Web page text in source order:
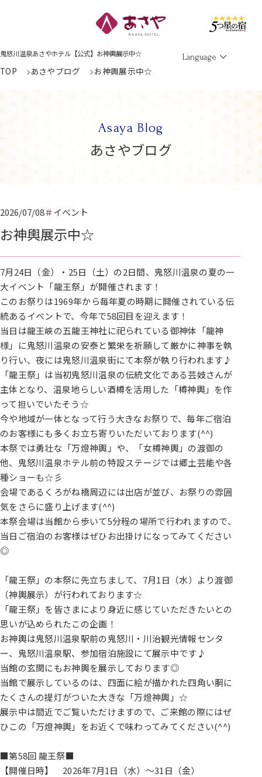
鬼怒川温泉あさやホテル【公式】お神輿展示中☆ Language
TOP あさやブログ お神輿展示中☆
Asaya Blog
あさやブログ
2026/07/08 イベント
お神輿展示中☆
7月24日（金）・25日（土）の2日間、鬼怒川温泉の夏の一
大イベント「龍王祭」が開催されます！
このお祭りは1969年から毎年夏の時期に開催されている伝
統あるイベントで、今年で58回目を迎えます！
当日は龍王峡の五龍王神社に祀られている御神体「龍神
様」に鬼怒川温泉の安泰と繁栄を祈願して厳かに神事を執
り行い、夜には鬼怒川温泉街にて本祭が執り行われます♪
「龍王祭」は当初鬼怒川温泉の伝統文化である芸妓さんが
主体となり、温泉地らしい酒樽を活用した「樽神輿」を作
って担いでいたそう☆
今や地域が一体となって行う大きなお祭りで、毎年ご宿泊
のお客様にも多くお立ち寄りいただいております(^^)
本祭では勇壮な「万燈神輿」や、「女樽神輿」の渡御の
他、鬼怒川温泉ホテル前の特設ステージでは郷土芸能や各
種ショーも☆彡
会場であるくろがね橋周辺には出店が並び、お祭りの雰囲
気をさらに盛り上げます(^^)
本祭会場は当館から歩いて5分程の場所で行われますので、
当日ご宿泊のお客様はぜひお出掛けになってみてください
◎
「龍王祭」の本祭に先立ちまして、7月1日（水）より渡御
（神輿展示）が行われております☆
「龍王祭」を皆さまにより身近に感じていただきたいとの
思いが込められたこの企画！
お神輿は鬼怒川温泉駅前の鬼怒川・川治観光情報センタ
ー、鬼怒川温泉駅、参加宿泊施設にて展示中です♪
当館の玄関にもお神輿を展示しております◎
当館で展示しているのは、四面に絵が描かれた四角い胴に
たくさんの提灯がついた大きな「万燈神輿」☆
展示中は間近でご覧いただけますので、ご来館の際にはぜ
ひこの「万燈神輿」をお近くで味わってみてください(^^)
■第58回 龍王祭■
【開催日時】 2026年7月1日（水）～31日（金）